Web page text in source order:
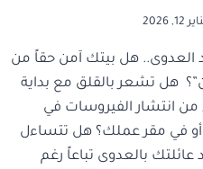
12, 2026
هل بيتك آمن حقاً من
هل تشعر بالقلق مع بداية
انتشار الفيروسات في
في مقر عملك؟ هل تتساءل
عائلتك بالعدوى تباعاً رغم